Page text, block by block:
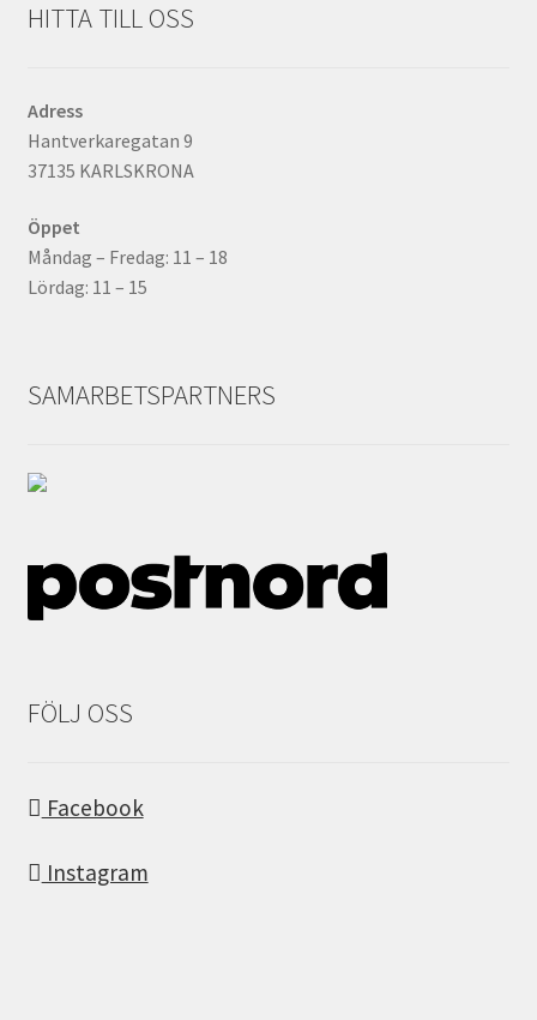
HITTA TILL OSS
Adress
Hantverkaregatan 9
37135 KARLSKRONA
Öppet
Måndag – Fredag: 11 – 18
Lördag: 11 – 15
SAMARBETSPARTNERS
FÖLJ OSS
Facebook
Instagram